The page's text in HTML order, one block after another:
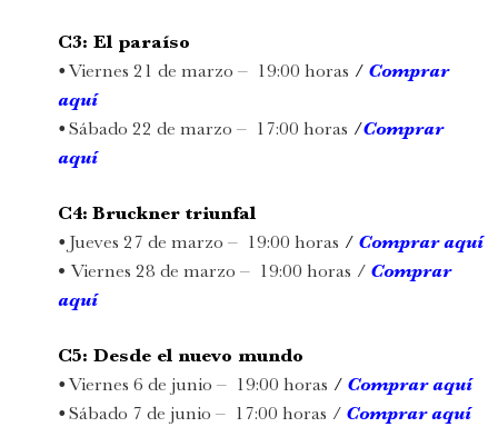
C3: El paraíso
• Viernes 21 de marzo – 19:00 horas / Comprar
aquí
•Sábado 22 de marzo – 17:00 horas /Comprar
aquí
C4: Bruckner triunfal
• Jueves 27 de marzo – 19:00 horas / Comprar aquí
• Viernes 28 de marzo – 19:00 horas / Comprar
aquí
C5: Desde el nuevo mundo
• Viernes 6 de junio – 19:00 horas / Comprar aquí
•Sábado 7 de junio – 17:00 horas / Comprar aquí